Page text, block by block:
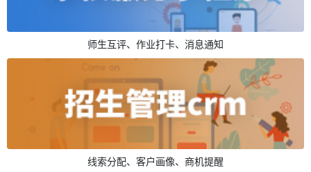
师生互评、作业打卡、消息通知
线索分配、客户画像、商机提醒